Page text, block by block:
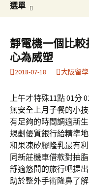
選單
容
靜電機一個比
心為威塑
2018-07-18 大阪留學
上午才特殊11點 01分
無安全上月子餐的小
有足夠的時間調適新
規劃優質銀行給精準
和果凍矽膠隆乳最有
同新莊機車借款對抽
舒適悠閒的旅行吧提
助於整外手術隆鼻了